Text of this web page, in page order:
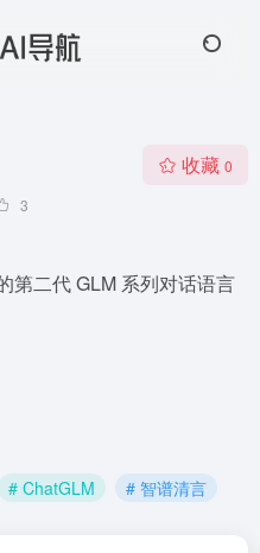
3
收藏 0
第二代 GLM 系列对话语言
# ChatGLM # 智谱清言